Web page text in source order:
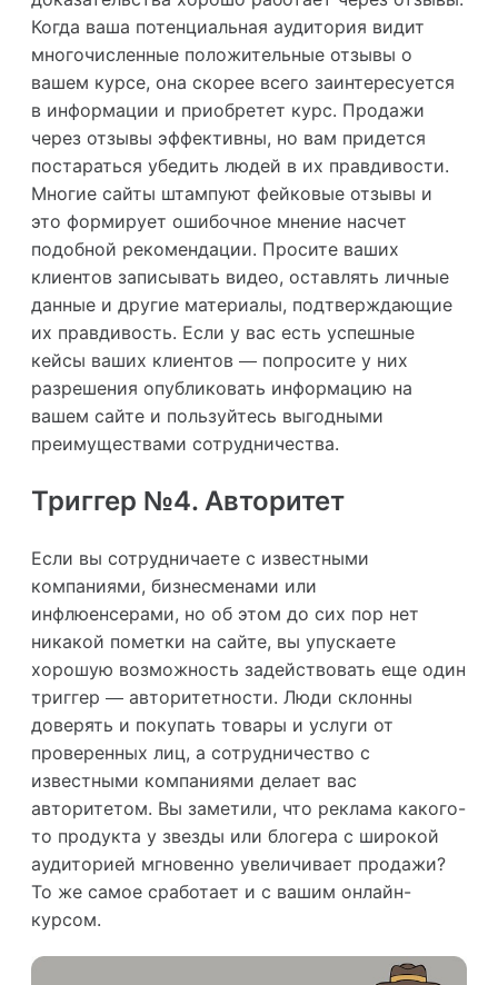
Когда ваша потенциальная аудитория видит
многочисленные положительные отзывы о
вашем курсе, она скорее всего заинтересуется
в информации и приобретет курс. Продажи
через отзывы эффективны, но вам придется
постараться убедить людей в их правдивости.
Многие сайты штампуют фейковые отзывы и
это формирует ошибочное мнение насчет
подобной рекомендации. Просите ваших
клиентов записывать видео, оставлять личные
данные и другие материалы, подтверждающие
их правдивость. Если у вас есть успешные
кейсы ваших клиентов — попросите у них
разрешения опубликовать информацию на
вашем сайте и пользуйтесь выгодными
преимуществами сотрудничества.
Триггер №4. Авторитет
Если вы сотрудничаете с известными
компаниями, бизнесменами или
инфлюенсерами, но об этом до сих пор нет
никакой пометки на сайте, вы упускаете
хорошую возможность задействовать еще один
триггер — авторитетности. Люди склонны
доверять и покупать товары и услуги от
проверенных лиц, а сотрудничество с
известными компаниями делает вас
авторитетом. Вы заметили, что реклама какого-
то продукта у звезды или блогера с широкой
аудиторией мгновенно увеличивает продажи?
То же самое сработает и с вашим онлайн-
курсом.